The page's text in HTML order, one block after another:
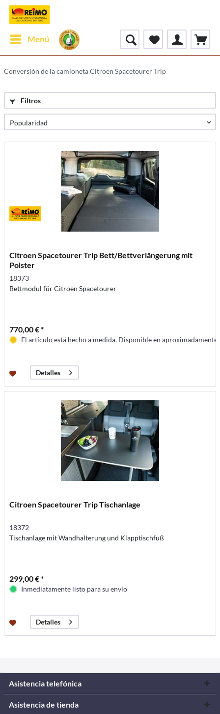
Menú
Conversión de la camioneta Citroën Spacetourer Trip
Filtros
Citroen Spacetourer Trip Bett/Bettverlängerung mit
Polster
18373
Bettmodul für Citroen Spacetourer
770,00 € *
El artículo está hecho a medida. Disponible en aproximadamente
Detalles
Citroen Spacetourer Trip Tischanlage
18372
Tischanlage mit Wandhalterung und Klapptischfuß
299,00 € *
Inmediatamente listo para su envío
Detalles
Asistencia telefónica
Asistencia de tienda